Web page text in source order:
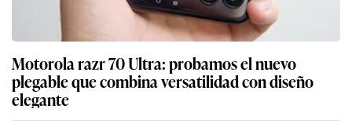
Motorola razr 70 Ultra: probamos el nuevo
plegable que combina versatilidad con diseño
elegante